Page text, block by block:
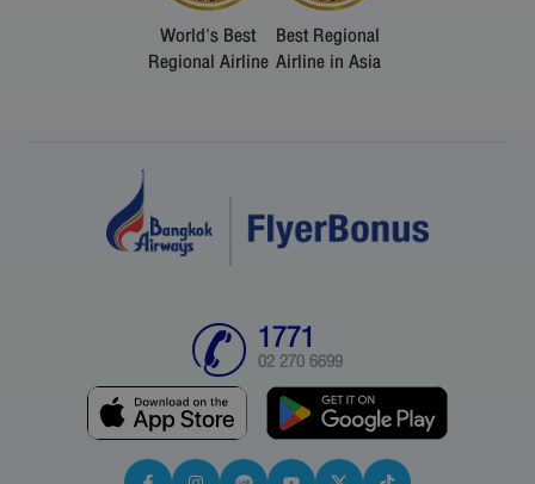
World's Best
Regional Airline
Best Regional
Airline in Asia
1771
02 270 6699